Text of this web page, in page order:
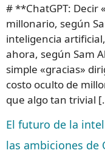
# **ChatGPT: Decir
millonario, según
inteligencia
ahora, según Sam
simple «gracias»
costo oculto de
que algo tan trivial
El futuro de la
las ambiciones de